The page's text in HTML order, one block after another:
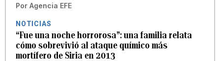
Por Agencia EFE
NOTICIAS
“Fue una noche horrorosa”: una familia relata
cómo sobrevivió al ataque químico más
mortífero de Siria en 2013